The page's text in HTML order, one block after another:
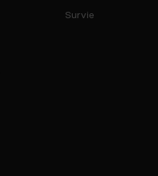
Survie